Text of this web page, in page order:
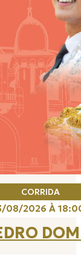
CORRIDA
08/2026 À